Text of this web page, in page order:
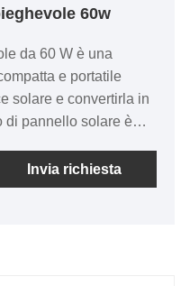
60w
da 60 W è una
e portatile
solare e convertirla in
di pannello solare è
stoccaggio. Il design
distintiva di questo
Invia richiesta